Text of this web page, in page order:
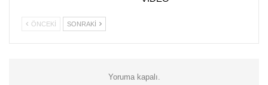
VARTO HALKI DAYANIŞMAYA ÇAĞIRIYOR
getireceği konusunda uyarıda bulunuyor. Vartolu kadınlar,
ÖNCEKI SONRAKI
Yoruma kapalı.